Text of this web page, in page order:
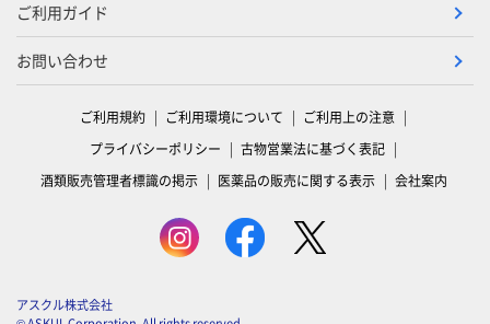
ご利用ガイド
お問い合わせ
ご利用規約 ご利用環境について
ご利用上の注意
プライバシーポリシー
古物営業法に基づく表記
酒類販売管理者標識の掲示
医薬品の販売に関する表示 会社案内
アスクル株式会社